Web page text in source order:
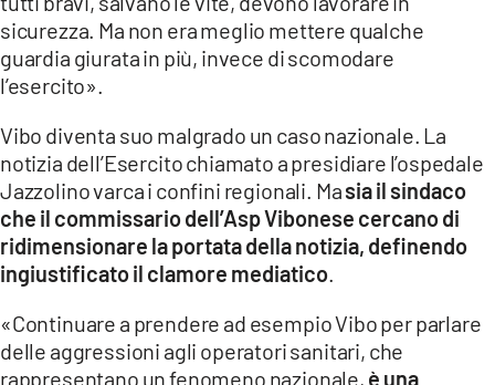
sicurezza. Ma non era meglio mettere qualche
guardia giurata in più, invece di scomodare
l’esercito».
Vibo diventa suo malgrado un caso nazionale. La
notizia dell’Esercito chiamato a presidiare l’ospedale
Jazzolino varca i confini regionali. Masia il sindaco
che il commissario dell’Asp Vibonese cercano di
ridimensionare la portata della notizia, definendo
ingiustificato il clamore mediatico
«Continuare a prendere ad esempio Vibo per parlare
delle aggressioni agli operatori sanitari, che
rappresentano un fenomeno nazionale, è una